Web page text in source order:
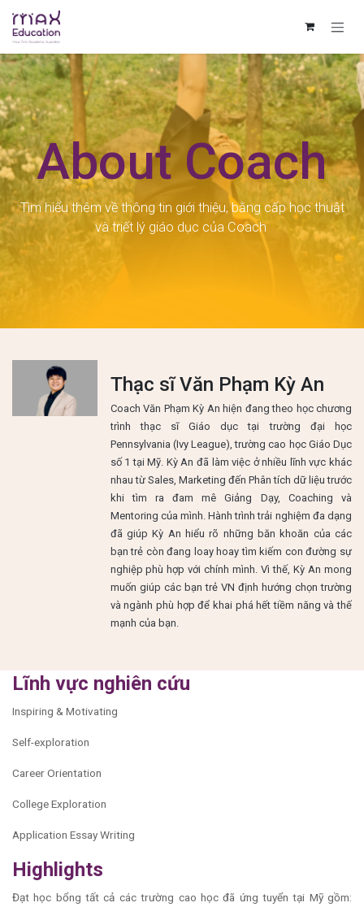
About Coach
Tìm hiểu thêm về thông tin giới thiệu, bằng cấp học thuật
và triết lý giáo dục của Coach
Thạc sĩ Văn Phạm Kỳ An
Coach Văn Phạm Kỳ An hiện đang theo học chương
trình thạc sĩ Giáo dục tại trường đại học
Pennsylvania (Ivy League), trường cao học Giáo Dục
số 1 tại Mỹ. Kỳ An đã làm việc ở nhiều lĩnh vực khác
nhau từ Sales, Marketing đến Phân tích dữ liệu trước
khi tìm ra đam mê Giảng Dạy, Coaching và
Mentoring của mình. Hành trình trải nghiệm đa dạng
đã giúp Kỳ An hiểu rõ những băn khoăn của các
bạn trẻ còn đang loay hoay tìm kiếm con đường sự
nghiệp phù hợp với chính mình. Vì thế, Kỳ An mong
muốn giúp các bạn trẻ VN định hướng chọn trường
và ngành phù hợp để khai phá hết tiềm năng và thế
mạnh của bạn.
Lĩnh vực nghiên cứu
Inspiring & Motivating
Self-exploration
Career Orientation
College Exploration
Application Essay Writing
Highlights
Đạt học bổng tất cả các trường cao học đã ứng tuyển tại Mỹ gồm: